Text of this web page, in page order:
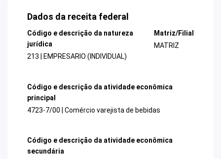
Dados da receita federal
Código e descrição da natureza
jurídica
213 | EMPRESARIO (INDIVIDUAL)
Matriz/Filial
MATRIZ
Código e descrição da atividade econômica
principal
4723-7/00 | Comércio varejista de bebidas
Código e descrição da atividade econômica
secundária